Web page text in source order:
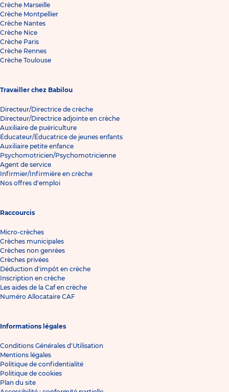
Crèche Marseille
Crèche Montpellier
Crèche Nantes
Crèche Nice
Crèche Paris
Crèche Rennes
Crèche Toulouse
Travailler chez Babilou
Directeur/Directrice de crèche
Directeur/Directrice adjointe en crèche
Auxiliaire de puériculture
Éducateur/Éducatrice de jeunes enfants
Auxiliaire petite enfance
Psychomotricien/Psychomotricienne
Agent de service
Infirmier/Infirmière en crèche
Nos offres d'emploi
Raccourcis
Micro-crèches
Crèches municipales
Crèches non genrées
Crèches privées
Déduction d'impôt en crèche
Inscription en crèche
Les aides de la Caf en crèche
Numéro Allocataire CAF
Informations légales
Conditions Générales d'Utilisation
Mentions légales
Politique de confidentialité
Politique de cookies
Plan du site